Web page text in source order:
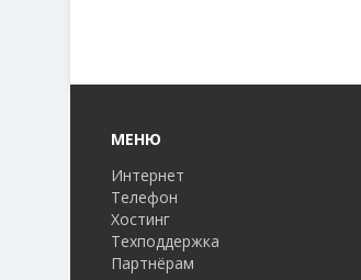
МЕНЮ
Интернет
Телефон
Хостинг
Техподдержка
Партнёрам